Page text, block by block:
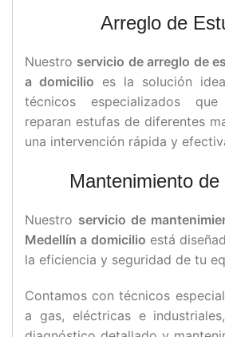
Arreglo de
Nuestro servicio de arreglo de
a domicilio es la solución
técnicos especializados
reparan estufas de diferentes
una intervención rápida y
Mantenimiento
Nuestro servicio de
Medellín a domicilio está
la eficiencia y seguridad de tu
Contamos con técnicos
a gas, eléctricas e